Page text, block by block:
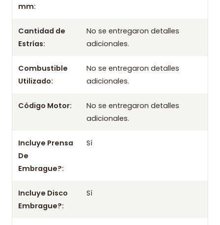
- Disco
Aplicación por años
2020 2021
30620-00Q1M 30620-00Q2B 30620-00Qab 30620-Bn700
Información importante
- Mejora el rendimiento y la confiabilidad con este kit.
- No olvides consultar la aplicación con tu chasis o datos del
mm:
Cantidad de
Estrías:
No se entregaron detalles
adicionales.
Combustible
Utilizado:
No se entregaron detalles
adicionales.
Código Motor:
No se entregaron detalles
adicionales.
Incluye Prensa
De
Embrague?:
Sí
Incluye Disco
Embrague?:
Sí